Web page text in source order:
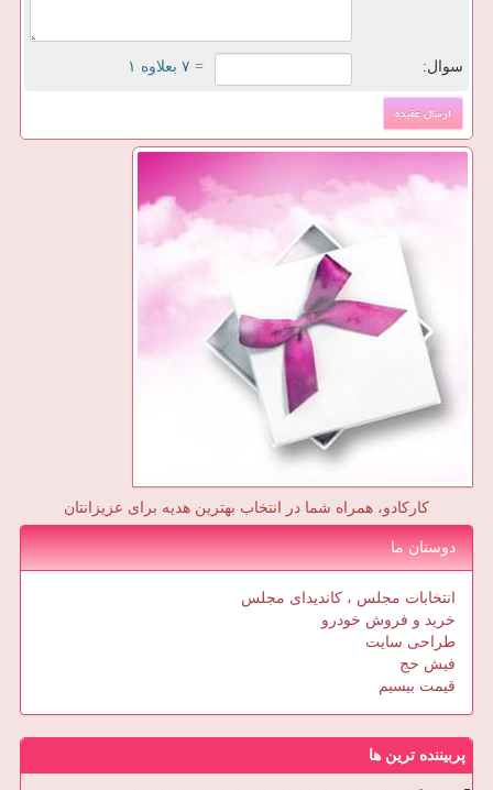
سوال: = ۷ بعلاوه ۱
کارکادو، همراه شما در انتخاب بهترین هدیه برای عزیزانتان
دوستان ما
انتخابات مجلس ، کاندیدای مجلس
خرید و فروش خودرو
طراحی سایت
فیش حج
قیمت بیسیم
پربیننده ترین ها